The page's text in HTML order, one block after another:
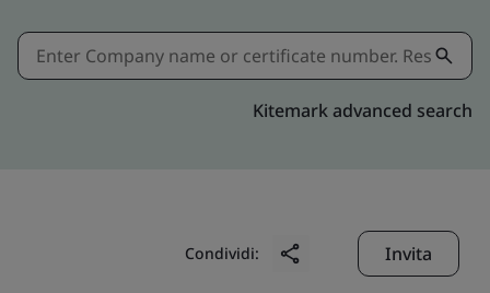
Kitemark advanced search
Condividi: Invita